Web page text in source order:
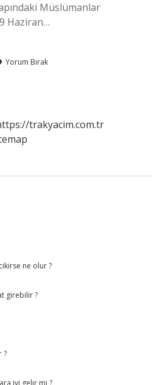
Müslümanlar
Haziran…
Yorum Bırak
trakyacim.com.tr
ne olur ?
girebilir ?
?
iyi gelir mi ?